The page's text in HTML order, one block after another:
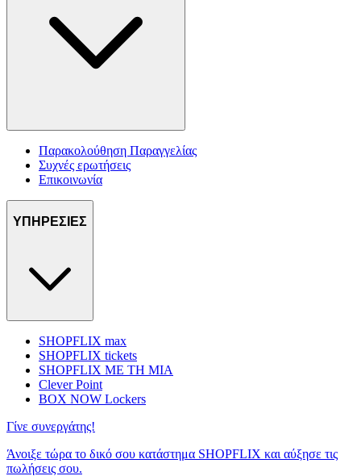
Παρακολούθηση Παραγγελίας
Συχνές ερωτήσεις
Επικοινωνία
ΥΠΗΡΕΣΙΕΣ
SHOPFLIX max
SHOPFLIX tickets
SHOPFLIX ΜΕ ΤΗ ΜΙΑ
Clever Point
BOX NOW Lockers
Γίνε συνεργάτης!
Άνοιξε τώρα το δικό σου κατάστημα SHOPFLIX και αύξησε τις
πωλήσεις σου.